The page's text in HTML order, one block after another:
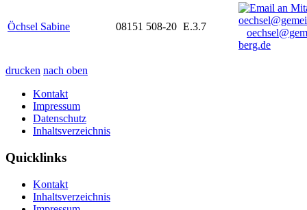
Öchsel Sabine 08151 508-20 E.3.7
berg.de
drucken nach oben
Kontakt
Impressum
Datenschutz
Inhaltsverzeichnis
Quicklinks
Kontakt
Inhaltsverzeichnis